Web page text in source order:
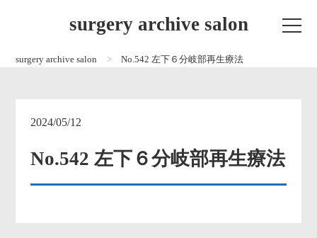
surgery archive salon
surgery archive salon No.542 左下６分岐部再生療法
2024/05/12
No.542 左下６分岐部再生療法